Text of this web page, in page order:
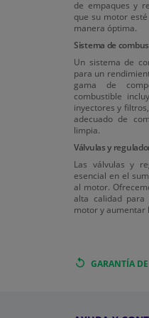
de empaques y
que su motor
manera óptima.
Sistema de
Un sistema de
para un
gama de
combustible
inyectores y
adecuado de
limpia.
Válvulas y
Las válvulas y
esencial en el
al motor.
alta calidad
motor y aumentar
GARANTÍA